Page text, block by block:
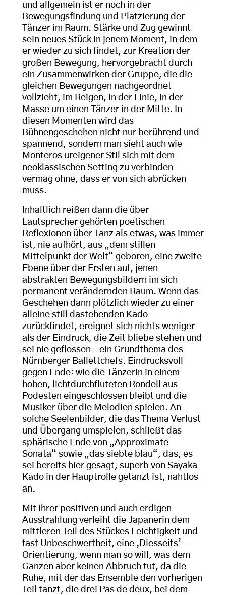
und allgemein ist er noch in der
Bewegungsfindung und Platzierung der
Tänzer im Raum. Stärke und Zug gewinnt
sein neues Stück in jenem Moment, in dem
er wieder zu sich findet, zur Kreation der
großen Bewegung, hervorgebracht durch
ein Zusammenwirken der Gruppe, die die
gleichen Bewegungen nachgeordnet
vollzieht, im Reigen, in der Linie, in der
Masse um einen Tänzer in der Mitte. In
diesen Momenten wird das
Bühnengeschehen nicht nur berührend und
spannend, sondern man sieht auch wie
Monteros ureigener Stil sich mit dem
neoklassischen Setting zu verbinden
vermag ohne, dass er von sich abrücken
muss.
Inhaltlich reißen dann die über
Lautsprecher gehörten poetischen
Reflexionen über Tanz als etwas, was immer
ist, nie aufhört, aus „dem stillen
Mittelpunkt der Welt“ geboren, eine zweite
Ebene über der Ersten auf, jenen
abstrakten Bewegungsbildern im sich
permanent verändernden Raum. Wenn das
Geschehen dann plötzlich wieder zu einer
alleine still dastehenden Kado
zurückfindet, ereignet sich nichts weniger
als der Eindruck, die Zeit bliebe stehen und
sei nie geflossen – ein Grundthema des
Nürnberger Ballettchefs. Eindrucksvoll
gegen Ende: wie die Tänzerin in einem
hohen, lichtdurchfluteten Rondell aus
Podesten eingeschlossen bleibt und die
Musiker über die Melodien spielen. An
solche Seelenbilder, die das Thema Verlust
und Übergang umspielen, schließt das
sphärische Ende von „Approximate
Sonata“ sowie „das siebte blau“, das, es
sei bereits hier gesagt, superb von Sayaka
Kado in der Hauptrolle getanzt ist, nahtlos
an.
Mit ihrer positiven und auch erdigen
Ausstrahlung verleiht die Japanerin dem
mittleren Teil des Stückes Leichtigkeit und
fast Unbeschwertheit, eine ‚Diesseits’-
Orientierung, wenn man so will, was dem
Ganzen aber keinen Abbruch tut, da die
Ruhe, mit der das Ensemble den vorherigen
Teil tanzt, die drei Pas de deux, bei dem